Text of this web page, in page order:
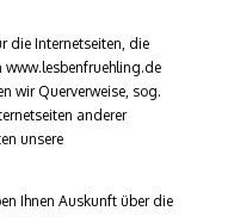
die Internetseiten, die
www.lesbenfruehling.de
wir Querverweise, sog.
anderer
unsere
Ihnen Auskunft über die